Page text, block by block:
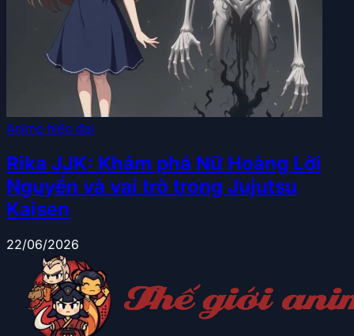
Anime hiện đại
Rika JJK: Khám phá Nữ Hoàng Lời
Nguyền và vai trò trong Jujutsu
Kaisen
22/06/2026